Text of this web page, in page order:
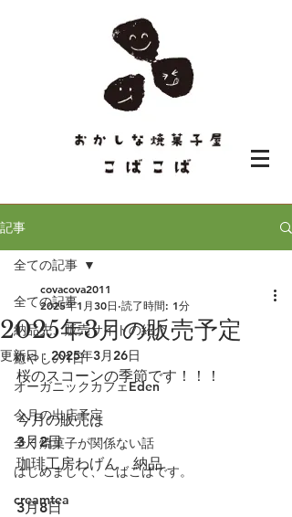
記事
全ての記事
納品先、販売サイトの紹介
癒やしの1日
オーガニックカフェEden
今月の出店予定
全く焼菓子が関係ない話
はじめまして、こばこばです。
creamtea
全ての記事
2025年3月の販売予定
covacova2011
2025年1月30日 読了時間: 1分
更新日： 2025年3月26日
桜のスコーンの季節です！！！
今月の販売は
3月2日
珈琲工房わげん　納品
3月8日